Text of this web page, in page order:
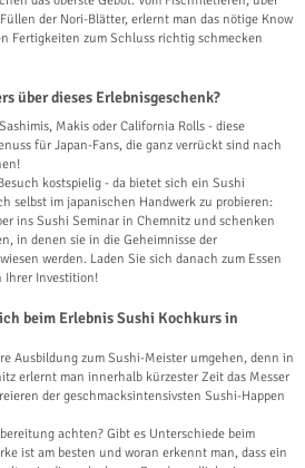
der Nori-Blätter, erlernt man das nötige Know
Fertigkeiten zum Schluss richtig schmecken
über dieses Erlebnisgeschenk?
Makis oder California Rolls - diese
für Japan-Fans, die ganz verrückt sind nach
kostspielig - da bietet sich ein Sushi
selbst im japanischen Handwerk zu probieren:
ins Sushi Seminar in Chemnitz und schenken
in denen sie in die Geheimnisse der
werden. Laden Sie sich danach zum Essen
Ihrer Investition!
beim Erlebnis Sushi Kochkurs in
Ausbildung zum Sushi-Meister umgehen, denn in
erlernt man innerhalb kürzester Zeit das Messer
der geschmacksintensivsten Sushi-Happen
achten? Gibt es Unterschiede beim
ist am besten und woran erkennt man, dass ein